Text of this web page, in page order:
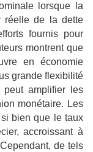
lorsque la
réelle de la dette
fournis pour
montrent que
en économie
grande flexibilité
peut amplifier les
monétaire. Les
si bien que le taux
accroissant à
de tels